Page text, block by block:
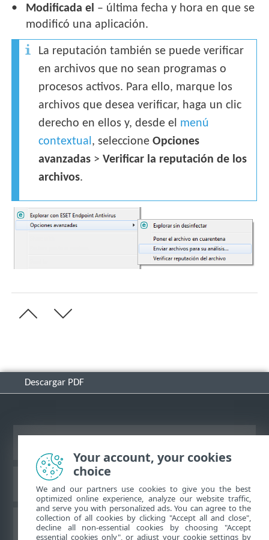
Modificada el – última fecha y hora en que se
modificó una aplicación.
La reputación también se puede verificar
en archivos que no sean programas o
procesos activos. Para ello, marque los
archivos que desea verificar, haga un clic
derecho en ellos y, desde el menú
contextual, seleccioneOpciones
avanzadas >Verificar la reputación de los
archivos.
Descargar PDF
Base de conocimiento de ESET
Foro de ESET
Your account, your cookies
choice
We and our partners use cookies to give you the best
optimized online experience, analyze our website traffic,
and serve you with personalized ads. You can agree to the
collection of all cookies by clicking "Accept all and close",
decline all non-essential cookies by choosing "Accept
essential cookies only", or adjust your cookie settings by